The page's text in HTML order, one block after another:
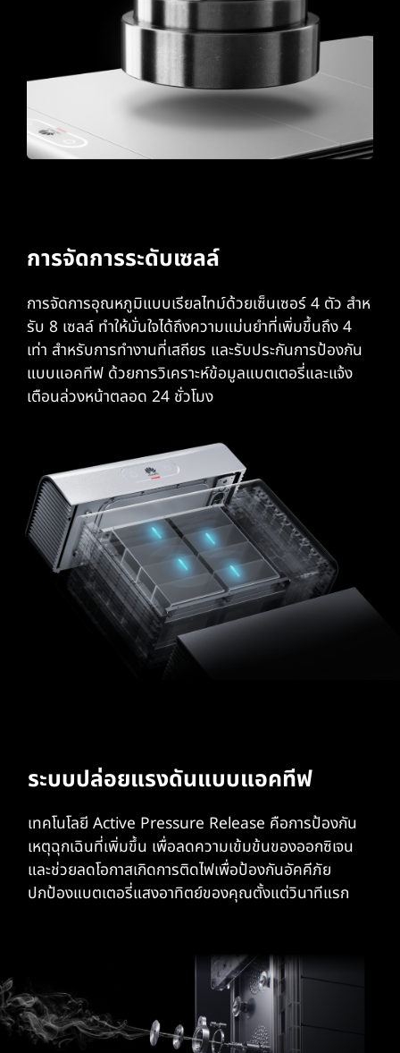
การจัดการระดับเซลล์
การจัดการอุณหภูมิแบบเรียลไทม์ด้วยเซ็นเซอร์ 4 ตัว สําห
รับ 8 เซลล์ ทําให้มั่นใจได้ถึงความแม่นยําที่เพิ่มขึ้นถึง 4
เท่า สําหรับการทํางานที่เสถียร และรับประกันการป้องกัน
แบบแอคทีฟ ด้วยการวิเคราะห์ข้อมูลแบตเตอรี่และแจ้ง
เตือนล่วงหน้าตลอด 24 ชั่วโมง
ระบบปล่อยแรงดันแบบแอคทีฟ
เทคโนโลยี Active Pressure Release คือการป้องกัน
เหตุฉุกเฉินที่เพิ่มขึ้น เพื่อลดความเข้มข้นของออกซิเจน
และช่วยลดโอกาสเกิดการติดไฟเพื่อป้องกันอัคคีภัย
ปกป้องแบตเตอรี่แสงอาทิตย์ของคุณตั้งแต่วินาทีแรก